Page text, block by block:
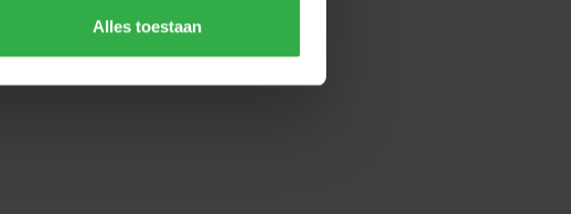
Alles toestaan